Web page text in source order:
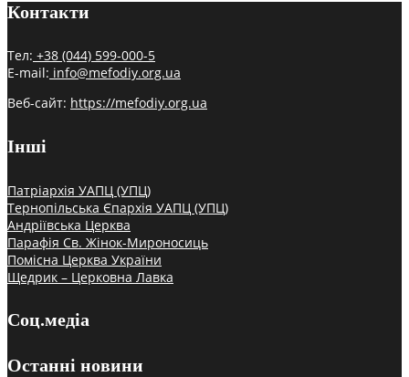
Контакти
Тел: +38 (044) 599-000-5
E-mail: info@mefodiy.org.ua
Веб-сайт: https://mefodiy.org.ua
Інші
Патріархія УАПЦ (УПЦ)
Тернопільська Єпархія УАПЦ (УПЦ)
Андріївська Церква
Парафія Св. Жінок-Мироносиць
Помісна Церква України
Щедрик – Церковна Лавка
Соц.медіа
Останні новини